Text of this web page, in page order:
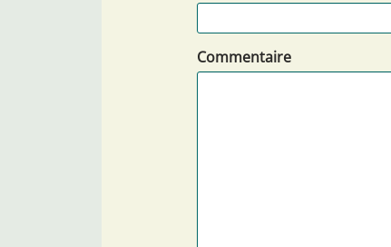
Commentaire